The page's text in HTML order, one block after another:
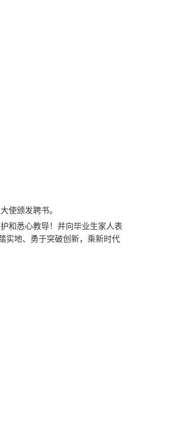
使颁发聘书。
和悉心教导！并向毕业生家人表
实地、勇于突破创新，乘新时代